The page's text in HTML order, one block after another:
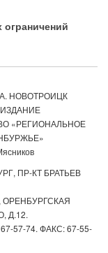
НОВОТРОИЦК
«РЕГИОНАЛЬНОЕ
ПР-КТ БРАТЬЕВ
ОРЕНБУРГСКАЯ
Д.12.
57-74. ФАКС: 67-55-